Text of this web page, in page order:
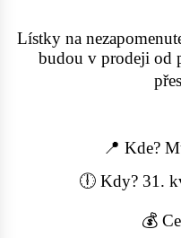
Lístky na
budou v prodeji od
📍 Kde?
🕕 Kdy? 31.
💰